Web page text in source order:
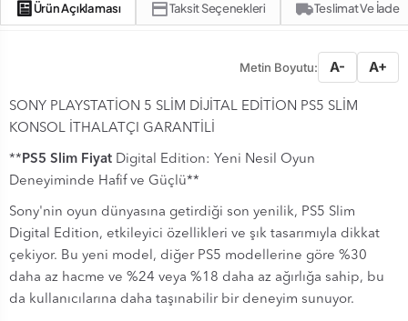
Ürün Açıklaması Taksit Seçenekleri Teslimat Ve İade
Metin Boyutu: A- A+
SONY PLAYSTATİON 5 SLİM DİJİTAL EDİTİON PS5 SLİM
KONSOL İTHALATÇI GARANTİLİ
** PS5 Slim Fiyat Digital Edition: Yeni Nesil Oyun
Deneyiminde Hafif ve Güçlü**
Sony'nin oyun dünyasına getirdiği son yenilik, PS5 Slim
Digital Edition, etkileyici özellikleri ve şık tasarımıyla dikkat
çekiyor. Bu yeni model, diğer PS5 modellerine göre %30
daha az hacme ve %24 veya %18 daha az ağırlığa sahip, bu
da kullanıcılarına daha taşınabilir bir deneyim sunuyor.